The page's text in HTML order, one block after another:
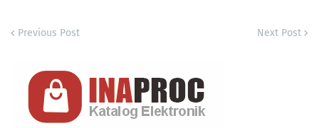
Previous Post Next Post